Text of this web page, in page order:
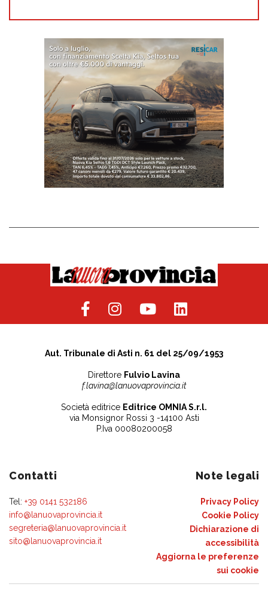
Aut. Tribunale di Asti n. 61 del 25/09/1953
Direttore Fulvio Lavina
f.lavina@lanuovaprovincia.it
Società editrice Editrice OMNIA S.r.l.
via Monsignor Rossi 3 -14100 Asti
P.Iva 00080200058
Contatti
Tel: +39 0141 532186
info@lanuovaprovincia.it
segreteria@lanuovaprovincia.it
sito@lanuovaprovincia.it
Note legali
Privacy Policy
Cookie Policy
Dichiarazione di
accessibilità
Aggiorna le preferenze
sui cookie